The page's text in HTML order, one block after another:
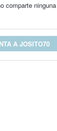
comparte
A JOSITO70